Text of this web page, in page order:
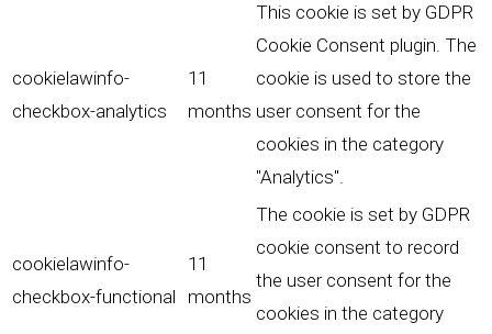
cookielawinfo-
checkbox-analytics
11
months
This cookie is set by GDPR
Cookie Consent plugin. The
cookie is used to store the
user consent for the
cookies in the category
"Analytics".
cookielawinfo-
checkbox-functional
11
months
The cookie is set by GDPR
cookie consent to record
the user consent for the
cookies in the category